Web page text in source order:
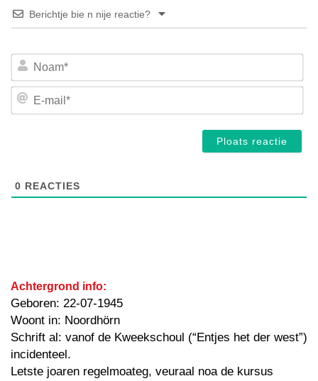
Berichtje bie n nije reactie?
E-
0 REACTIES
Achtergrond info:
Geboren: 22-07-1945
Woont in: Noordhörn
Schrift al: vanof de Kweekschoul (“Entjes het der west”)
incidenteel.
Letste joaren regelmoateg, veuraal noa de kursus